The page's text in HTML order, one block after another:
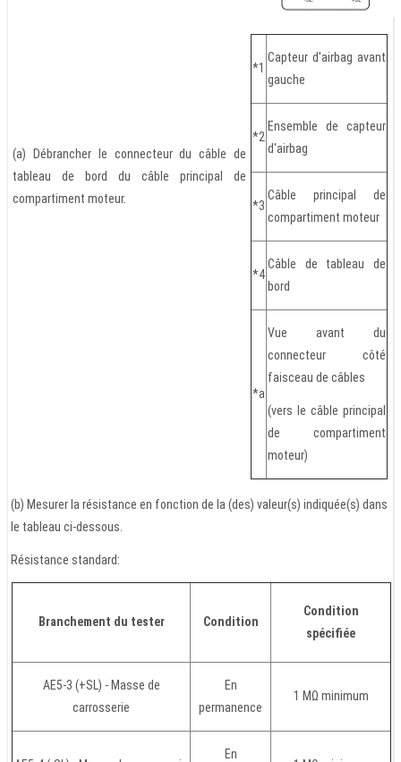
(a) Débrancher le connecteur du câble de
tableau de bord du câble principal de
compartiment moteur.
*1
Capteur d'airbag avant
gauche
*2
Ensemble de capteur
d'airbag
*3
Câble principal de
compartiment moteur
*4
Câble de tableau de
bord
*a
Vue avant du
connecteur côté
faisceau de câbles
(vers le câble principal
de compartiment
moteur)
(b) Mesurer la résistance en fonction de la (des) valeur(s) indiquée(s) dans
le tableau ci-dessous.
Résistance standard:
Branchement du tester Condition
Condition
spécifiée
AE5-3 (+SL) - Masse de
carrosserie
En
permanence
1 MΩ minimum
En